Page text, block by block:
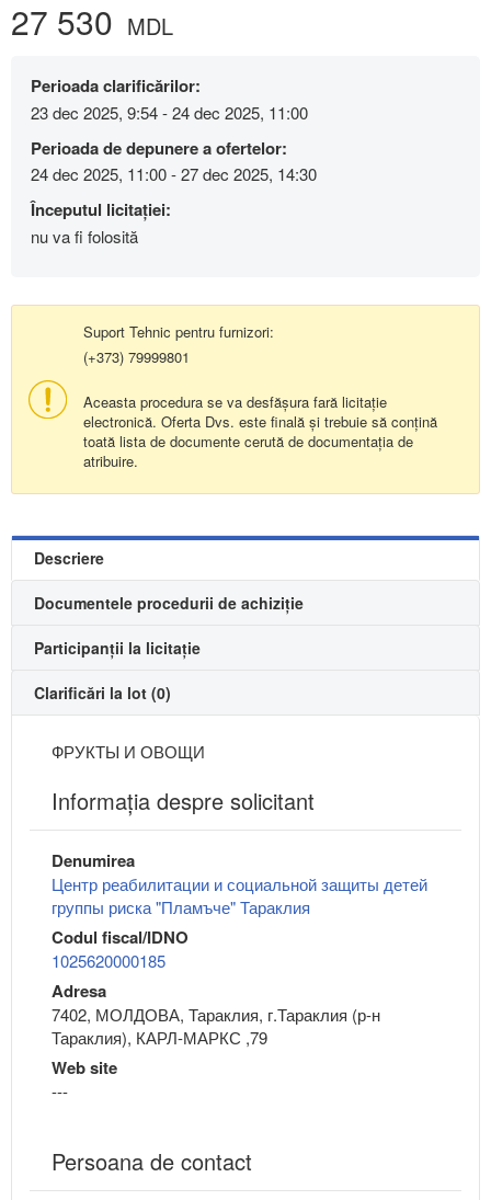
27 530 MDL
Perioada clarificărilor:
23 dec 2025, 9:54 - 24 dec 2025, 11:00
Perioada de depunere a ofertelor:
24 dec 2025, 11:00 - 27 dec 2025, 14:30
Începutul licitației:
nu va fi folosită
Suport Tehnic pentru furnizori:
(+373) 79999801
Aceasta procedura se va desfășura fară licitație
electronică. Oferta Dvs. este finală și trebuie să conțină
toată lista de documente cerută de documentația de
atribuire.
Descriere
Documentele procedurii de achiziție
Participanții la licitație
Clarificări la lot (0)
ФРУКТЫ И ОВОЩИ
Informaţia despre solicitant
Denumirea
Центр реабилитации и социальной защиты детей
группы риска "Пламъче" Тараклия
Codul fiscal/IDNO
1025620000185
Adresa
7402, МОЛДОВА, Тараклия, г.Тараклия (р-н
Тараклия), КАРЛ-МАРКС ,79
Web site
---
Persoana de contact